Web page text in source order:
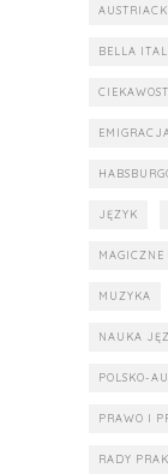
BELLA
EMIGRACJA
JĘZYK
MAGICZNE
MUZYKA
NAUKA
POLSKO-
PRAWO I
RADY